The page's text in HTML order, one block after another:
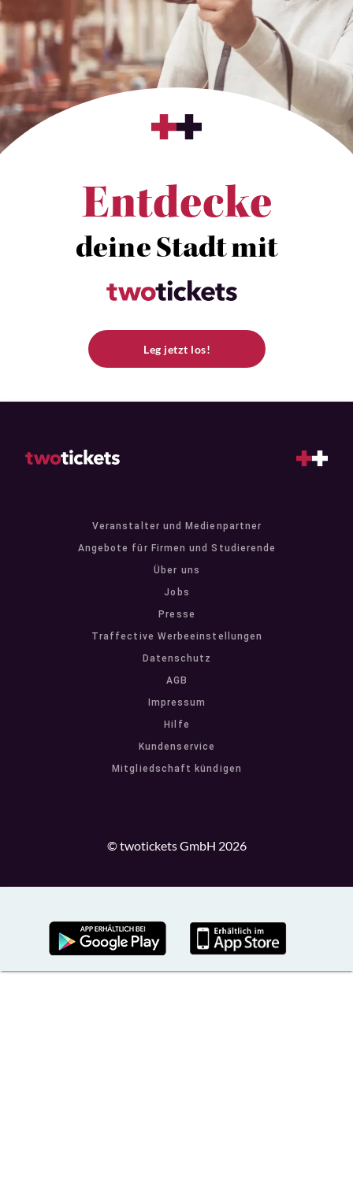
Entdecke
deine Stadt mit
Leg jetzt los!
Veranstalter und Medienpartner
Angebote für Firmen und Studierende
Über uns
Jobs
Presse
Traffective Werbeeinstellungen
Datenschutz
AGB
Impressum
Hilfe
Kundenservice
Mitgliedschaft kündigen
© twotickets GmbH 2026